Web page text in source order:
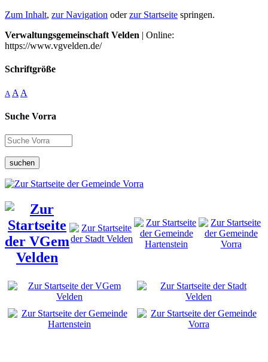
Zum Inhalt, zur Navigation oderzur Startseite springen.
Verwaltungsgemeinschaft Velden | Online:
https://www.vgvelden.de/
Schriftgröße
A A A
Suche Vorra
suchen